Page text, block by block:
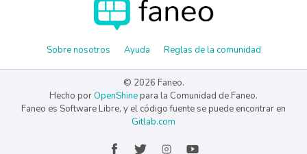
Sobre nosotros Ayuda Reglas de la comunidad
© 2026 Faneo.
Hecho por OpenShine para la Comunidad de Faneo.
Faneo es Software Libre, y el código fuente se puede encontrar en
Gitlab.com